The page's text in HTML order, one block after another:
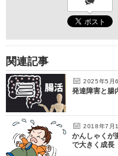
関連記事
2025年5月
発達障害と腸
2018年7月
かんしゃくが
で大きく成長